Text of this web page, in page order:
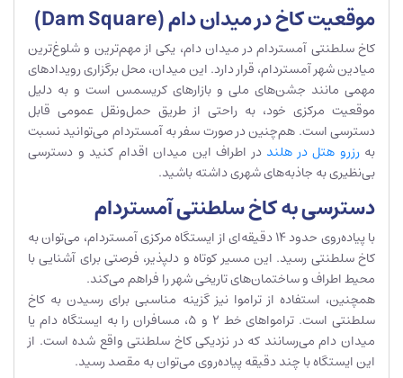
موقعیت کاخ در میدان دام (Dam Square)
کاخ سلطنتی آمستردام در میدان دام، یکی از مهم‌ترین و شلوغ‌ترین
میادین شهر آمستردام، قرار دارد. این میدان، محل برگزاری رویدادهای
مهمی مانند جشن‌های ملی و بازارهای کریسمس است و به دلیل
موقعیت مرکزی خود، به راحتی از طریق حمل‌ونقل عمومی قابل
دسترسی است. هم‌چنین در صورت سفر به آمستردام می‌توانید نسبت
بهرزرو هتل در هلند در اطراف این میدان اقدام کنید و دسترسی
بی‌نظیری به جاذبه‌های شهری داشته باشید.
دسترسی به کاخ سلطنتی آمستردام
با پیاده‌روی حدود 14 دقیقه‌ای از ایستگاه مرکزی آمستردام، می‌توان به
کاخ سلطنتی رسید. این مسیر کوتاه و دلپذیر، فرصتی برای آشنایی با
محیط اطراف و ساختمان‌های تاریخی شهر را فراهم می‌کند.
همچنین، استفاده از تراموا نیز گزینه مناسبی برای رسیدن به کاخ
سلطنتی است. ترامواهای خط 2 و 5، مسافران را به ایستگاه دام یا
میدان دام می‌رسانند که در نزدیکی کاخ سلطنتی واقع شده است. از
این ایستگاه با چند دقیقه پیاده‌روی می‌توان به مقصد رسید.